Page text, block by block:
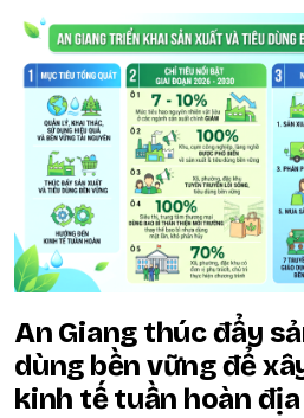
An Giang thúc đẩy
dùng bền vững để
kinh tế tuần hoàn